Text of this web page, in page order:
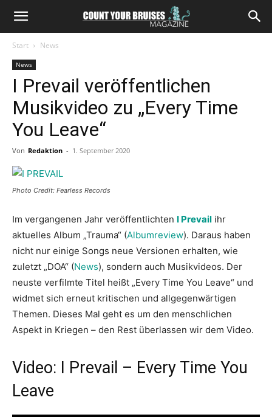
Start News
News
I Prevail veröffentlichen
Musikvideo zu „Every Time
You Leave“
Von Redaktion - 1. September 2020
Photo Credit: Fearless Records
Im vergangenen Jahr veröffentlichten I Prevail ihr
aktuelles Album „Trauma“ (Albumreview). Daraus haben
nicht nur einige Songs neue Versionen erhalten, wie
zuletzt „DOA“ (News), sondern auch Musikvideos. Der
neuste verfilmte Titel heißt „Every Time You Leave“ und
widmet sich erneut kritischen und allgegenwärtigen
Themen. Dieses Mal geht es um den menschlichen
Aspekt in Kriegen – den Rest überlassen wir dem Video.
Video: I Prevail – Every Time You
Leave